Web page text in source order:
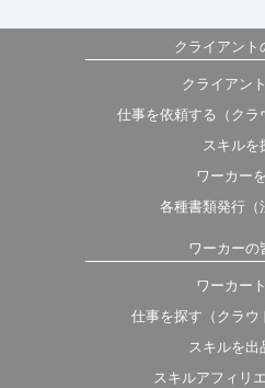
クライアント
クライアン
仕事を依頼する（クラ
スキルを
ワーカー
各種書類発行（
ワーカーの
ワーカー
仕事を探す（クラウ
スキルを出
スキルアフィリ